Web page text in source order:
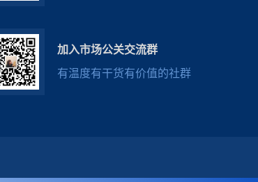
加入市场公关交流群
有温度有干货有价值的社群